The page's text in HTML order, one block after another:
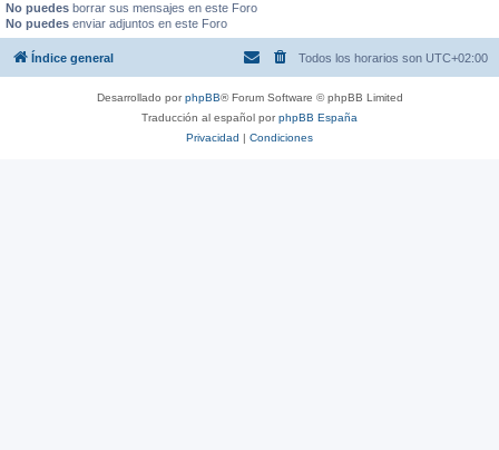
No puedes borrar sus mensajes en este Foro
No puedes enviar adjuntos en este Foro
Índice general Todos los horarios son UTC+02:00
Desarrollado porphpBB® Forum Software © phpBB Limited
Traducción al español porphpBB España
Privacidad | Condiciones